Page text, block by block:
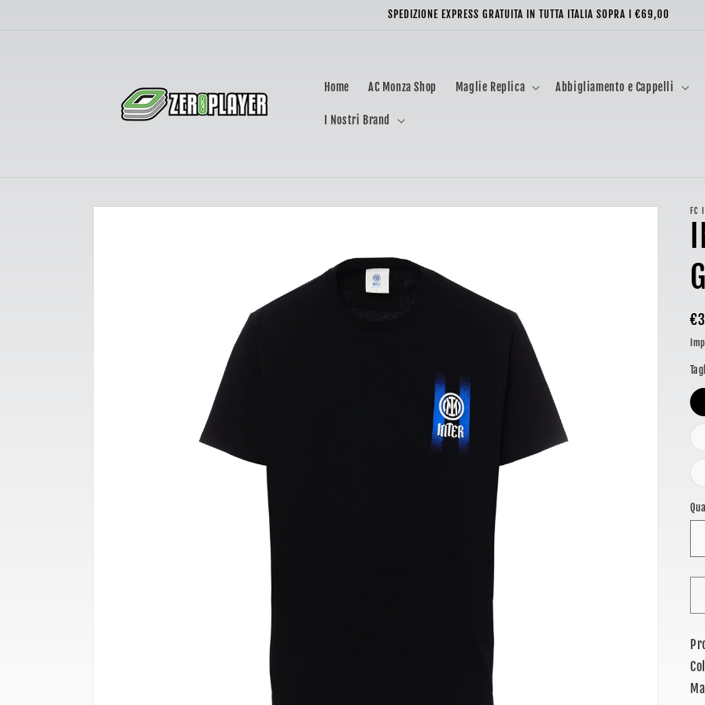
SPEDIZIONE EXPRESS GRATUITA IN TUTTA ITALIA SOPRA I €69,00
Home AC Monza Shop Maglie Replica Abbigliamento e Cappelli
I Nostri Brand
Passa alle
FC
di